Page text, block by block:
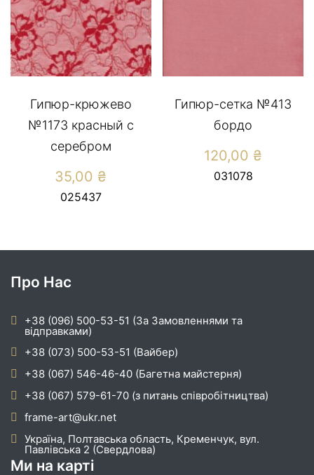
Гипюр-крюжево
№1173 красный с
серебром
35,00 ₴
025437
Гипюр-сетка №413
бордо
120,00 ₴
031078
Про Нас
+38 (096) 500-53-51 (За Замовленнями та
відправками)
+38 (073) 500-53-51 (Вайбер)
+38 (067) 546-46-40 (Багетна майстерня)
+38 (067) 579-61-70 (з питань співробітництва)
frame-art@ukr.net
Україна, Полтавська область, Кременчук, вул.
Павлівська 2 (Свердлова)
Ми на карті